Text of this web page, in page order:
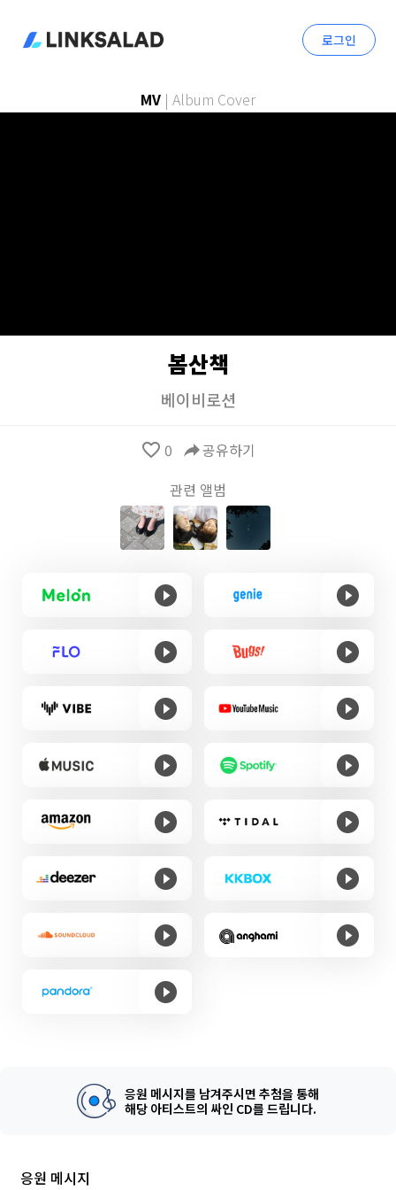
로그인
MV | Album Cover
봄산책
베이비로션
favorite_border 0 reply공유하기
관련 앨범
응원 메시지를 남겨주시면 추첨을 통해
해당 아티스트의 싸인 CD를 드립니다.
응원 메시지